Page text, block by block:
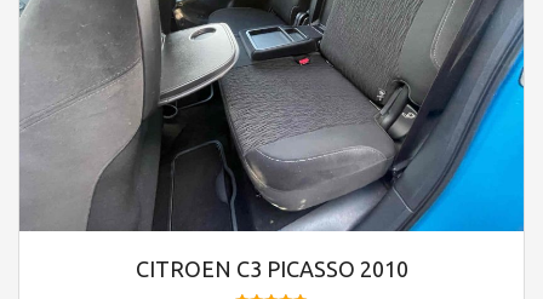
CITROEN C3 PICASSO 2010